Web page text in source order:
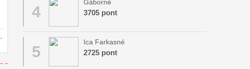
4
Gáborné
3705 pont
5
Ica Farkasné
2725 pont